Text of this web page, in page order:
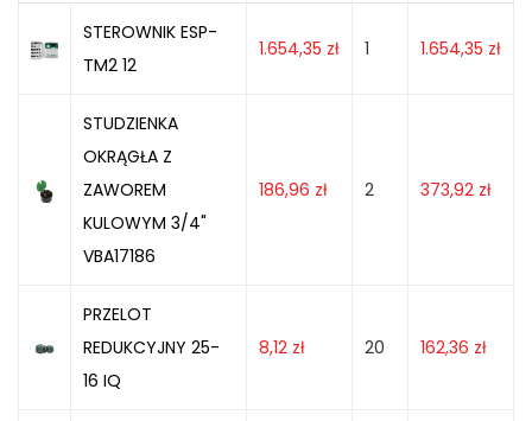
STEROWNIK ESP-
TM2 12
1.654,35 zł 1 1.654,35 zł
STUDZIENKA
OKRĄGŁA Z
ZAWOREM
KULOWYM 3/4"
VBA17186
186,96 zł 2 373,92 zł
PRZELOT
REDUKCYJNY 25-
16 IQ
8,12 zł 20 162,36 zł